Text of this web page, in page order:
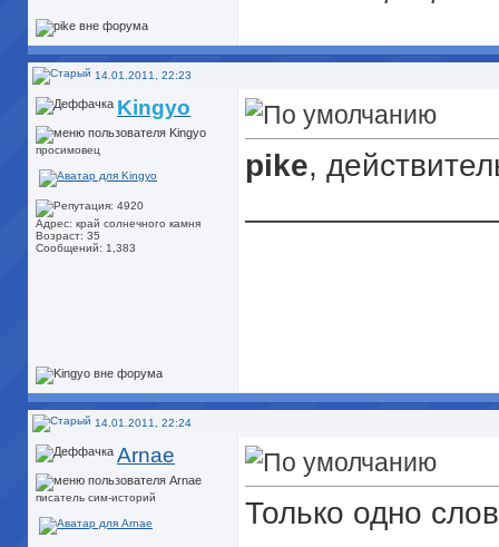
14.01.2011, 22:23
Kingyo
просимовец
Адрес: край солнечного камня
Возраст: 35
Сообщений: 1,383
pike,
14.01.2011, 22:24
Arnae
писатель сим-историй Только одно